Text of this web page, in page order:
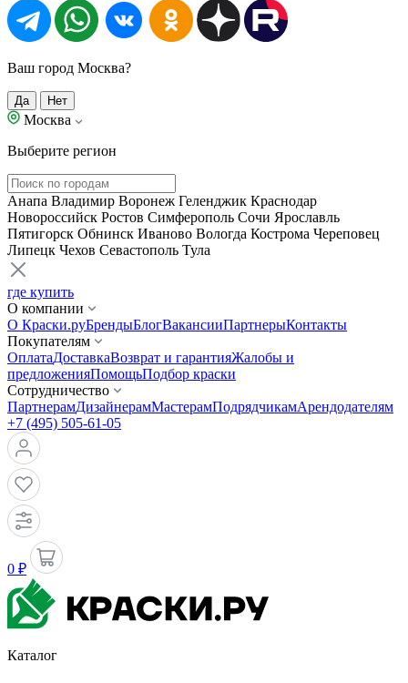
Ваш город Москва?
Да Нет
Москва
Выберите регион
Анапа Владимир Воронеж Геленджик Краснодар
Новороссийск Ростов Симферополь Сочи Ярославль
Пятигорск Обнинск Иваново Вологда Кострома Череповец
Липецк Чехов Севастополь Тула
где купить
О компании
О Краски.руБрендыБлогВакансииПартнерыКонтакты
Покупателям
ОплатаДоставкаВозврат и гарантияЖалобы и
предложенияПомощьПодбор краски
Сотрудничество
ПартнерамДизайнерамМастерамПодрядчикамАрендодателям
+7 (495) 505-61-05
0 ₽
Каталог